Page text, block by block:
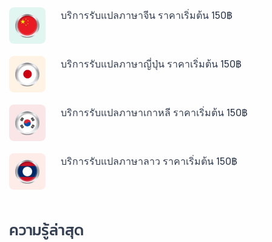
บริการรับแปลภาษาจีน ราคาเริ่มต้น 150฿
บริการรับแปลภาษาญี่ปุ่น ราคาเริ่มต้น 150฿
บริการรับแปลภาษาเกาหลี ราคาเริ่มต้น 150฿
บริการรับแปลภาษาลาว ราคาเริ่มต้น 150฿
ความรู้ล่าสุด